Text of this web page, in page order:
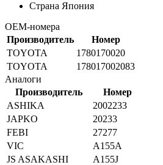
Страна Япония
OEM-номера
Производитель
Номер
TOYOTA
1780170020
TOYOTA
178017002083
Аналоги
Производитель
Номер
ASHIKA
2002233
JAPKO
20233
FEBI
27277
VIC
A155A
JS ASAKASHI
A155J